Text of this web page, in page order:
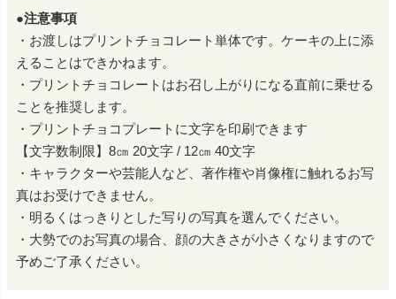
●注意事項
・お渡しはプリントチョコレート単体です。ケーキの上に添
えることはできかねます。
・プリントチョコレートはお召し上がりになる直前に乗せる
ことを推奨します。
・プリントチョコプレートに文字を印刷できます
【文字数制限】8㎝ 20文字 / 12㎝ 40文字
・キャラクターや芸能人など、著作権や肖像権に触れるお写
真はお受けできません。
・明るくはっきりとした写りの写真を選んでください。
・大勢でのお写真の場合、顔の大きさが小さくなりますので
予めご了承ください。